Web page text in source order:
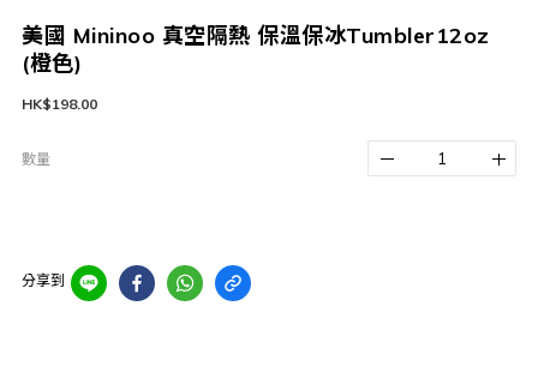
美國 Mininoo 真空隔熱 保溫保冰Tumbler12oz
(橙色)
HK$198.00
數量
分享到